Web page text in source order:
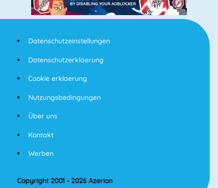
Datenschutzeinstellungen
Datenschutzerklaerung
Cookie erklaerung
Nutzungsbedingungen
Über uns
Kontakt
Werben
Copyright 2001 - 2026 Azerion